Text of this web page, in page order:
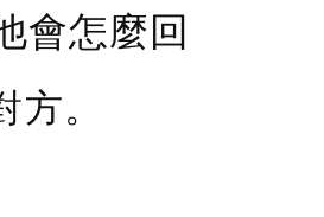
會怎麼回
。